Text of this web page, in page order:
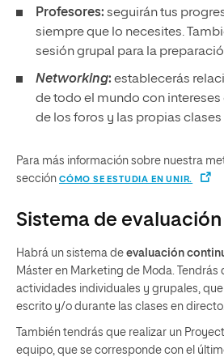
Profesores: seguirán tus
siempre que lo necesites.
sesión grupal para la
Networking: establecerás
de todo el mundo con intereses
de los foros y las propias
Para más información sobre nuestra
sección CÓMO SE ESTUDIA EN UNIR.
Sistema de evaluación
Habrá un sistema de evaluación
Máster en Marketing de Moda.
actividades individuales y grupales,
escrito y/o durante las clases en directo.
También tendrás que realizar un
equipo, que se corresponde con el